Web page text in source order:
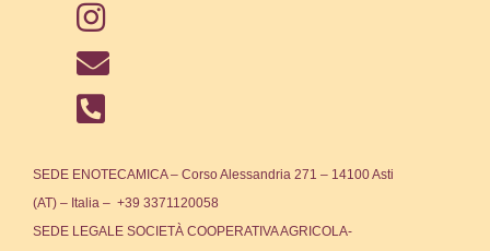
SEDE ENOTECAMICA – Corso Alessandria 271 – 14100 Asti
(AT) – Italia – +39 3371120058
SEDE LEGALE SOCIETÀ COOPERATIVA AGRICOLA-